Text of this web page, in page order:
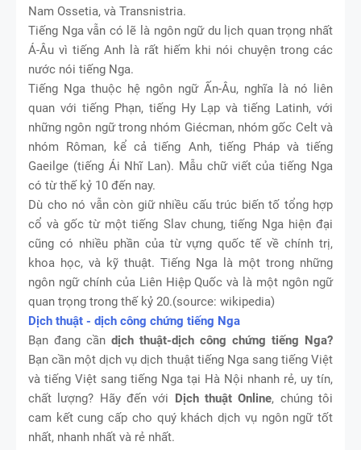
Nam Ossetia, và Transnistria.
Tiếng Nga vẫn có lẽ là ngôn ngữ du lịch quan trọng nhất
Á-Âu vì tiếng Anh là rất hiếm khi nói chuyện trong các
nước nói tiếng Nga.
Tiếng Nga thuộc hệ ngôn ngữ Ấn-Âu, nghĩa là nó liên
quan với tiếng Phạn, tiếng Hy Lạp và tiếng Latinh, với
những ngôn ngữ trong nhóm Giécman, nhóm gốc Celt và
nhóm Rôman, kể cả tiếng Anh, tiếng Pháp và tiếng
Gaeilge (tiếng Ái Nhĩ Lan). Mẫu chữ viết của tiếng Nga
có từ thế kỷ 10 đến nay.
Dù cho nó vẫn còn giữ nhiều cấu trúc biến tố tổng hợp
cổ và gốc từ một tiếng Slav chung, tiếng Nga hiện đại
cũng có nhiều phần của từ vựng quốc tế về chính trị,
khoa học, và kỹ thuật. Tiếng Nga là một trong những
ngôn ngữ chính của Liên Hiệp Quốc và là một ngôn ngữ
quan trọng trong thế kỷ 20.(source: wikipedia)
Dịch thuật - dịch công chứng tiếng Nga
Bạn đang cần dịch thuật-dịch công chứng tiếng Nga?
Bạn cần một dịch vụ dịch thuật tiếng Nga sang tiếng Việt
và tiếng Việt sang tiếng Nga tại Hà Nội nhanh rẻ, uy tín,
chất lượng? Hãy đến với Dịch thuật Online, chúng tôi
cam kết cung cấp cho quý khách dịch vụ ngôn ngữ tốt
nhất, nhanh nhất và rẻ nhất.